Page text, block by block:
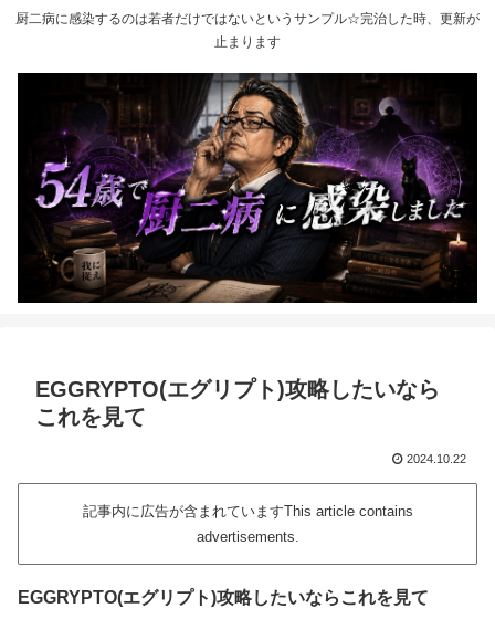
厨二病に感染するのは若者だけではないというサンプル☆完治した時、更新が
止まります
EGGRYPTO(エグリプト)攻略したいなら
これを見て
2024.10.22
記事内に広告が含まれていますThis article contains
advertisements.
EGGRYPTO(エグリプト)攻略したいならこれを見て